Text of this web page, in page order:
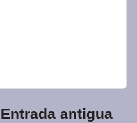
Entrada antigua